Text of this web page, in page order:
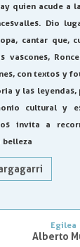
quien acude a
Dio
cantar que,
vascones,
con textos y
y las
cultural y
invita a
belleza
Egilea
Alberto